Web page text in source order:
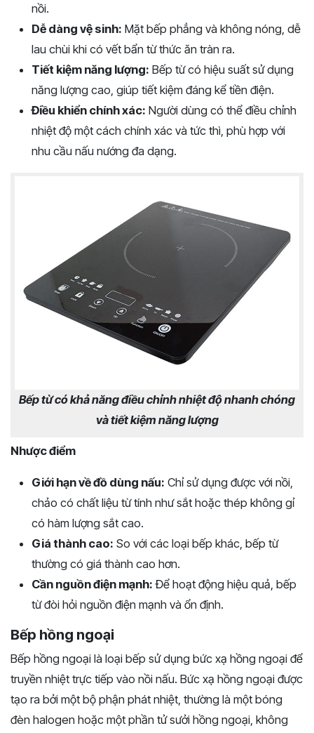
nồi.
Dễ dàng vệ sinh: Mặt bếp phẳng và không nóng, dễ
lau chùi khi có vết bẩn từ thức ăn tràn ra.
Tiết kiệm năng lượng: Bếp từ có hiệu suất sử dụng
năng lượng cao, giúp tiết kiệm đáng kể tiền điện.
Điều khiển chính xác: Người dùng có thể điều chỉnh
nhiệt độ một cách chính xác và tức thì, phù hợp với
nhu cầu nấu nướng đa dạng.
Bếp từ có khả năng điều chỉnh nhiệt độ nhanh chóng
và tiết kiệm năng lượng
Nhược điểm
Giới hạn về đồ dùng nấu: Chỉ sử dụng được với nồi,
chảo có chất liệu từ tính như sắt hoặc thép không gỉ
có hàm lượng sắt cao.
Giá thành cao: So với các loại bếp khác, bếp từ
thường có giá thành cao hơn.
Cần nguồn điện mạnh: Để hoạt động hiệu quả, bếp
từ đòi hỏi nguồn điện mạnh và ổn định.
Bếp hồng ngoại
Bếp hồng ngoại là loại bếp sử dụng bức xạ hồng ngoại để
truyền nhiệt trực tiếp vào nồi nấu. Bức xạ hồng ngoại được
tạo ra bởi một bộ phận phát nhiệt, thường là một bóng
đèn halogen hoặc một phần tử sưởi hồng ngoại, không